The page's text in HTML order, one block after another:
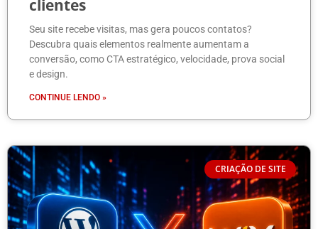
clientes
Seu site recebe visitas, mas gera poucos contatos?
Descubra quais elementos realmente aumentam a
conversão, como CTA estratégico, velocidade, prova social
e design.
CONTINUE LENDO »
CRIAÇÃO DE SITE